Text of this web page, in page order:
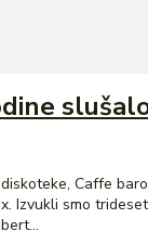
Caffe
Izvukli smo